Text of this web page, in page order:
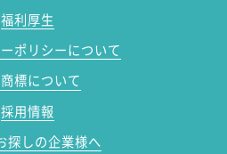
福利厚生
ポリシーについて
標について
採用情報
探しの企業様へ